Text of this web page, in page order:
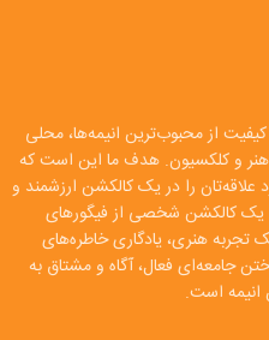
از محبوب‌ترین انیمه‌ها، محلی
هنر و کلکسیون. هدف ما این است که
را در یک کالکشن ارزشمند و
یک کالکشن شخصی از فیگورهای
هنری، یادگاری خاطره‌های
جامعه‌ای فعال، آگاه و مشتاق به
انیمه است.